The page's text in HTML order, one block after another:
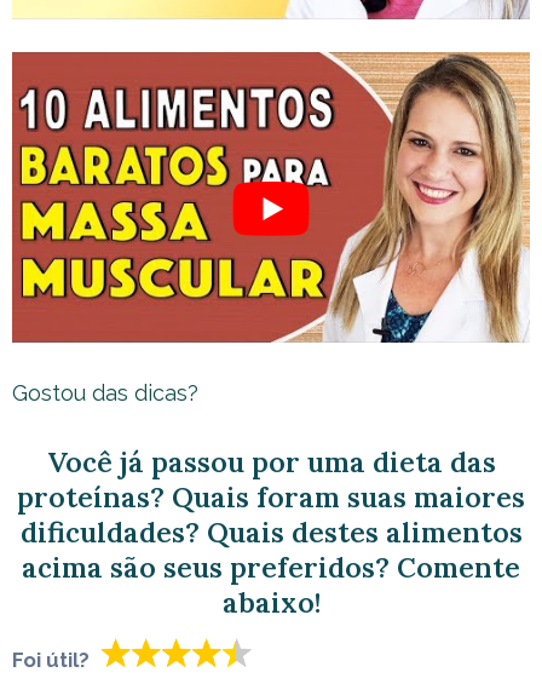
Gostou das dicas?
Você já passou por uma dieta das
proteínas? Quais foram suas maiores
dificuldades? Quais destes alimentos
acima são seus preferidos? Comente
abaixo!
Foi útil?